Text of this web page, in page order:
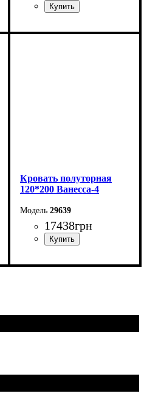
Ширина: 166 см
Кровать полуторная
120*200 Ванесса-4
29639
17438грн
Ширина: 146 см